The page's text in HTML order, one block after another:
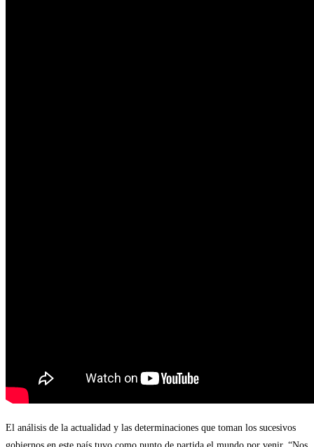
El análisis de la actualidad y las determinaciones que toman los sucesivos